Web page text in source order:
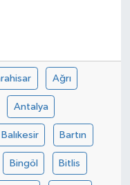
Ağrı
Antalya
Balıkesir Bartın
Bingöl Bitlis